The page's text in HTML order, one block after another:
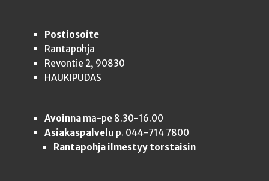
Postiosoite
Rantapohja
Revontie 2, 90830
HAUKIPUDAS
Avoinnama-pe 8.30-16.00
Asiakaspalvelu p. 044-714 7800
Rantapohja ilmestyy torstaisin